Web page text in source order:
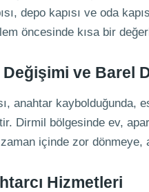
depo kapısı ve oda
öncesinde kısa bir
ve Barel
anahtar kaybolduğunda,
Dirmil bölgesinde ev,
içinde zor dönmeye,
Hizmetleri